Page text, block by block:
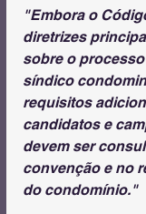
"Embora o
diretrizes
sobre o
síndico
requisitos
candidatos e
devem ser
convenção e no
do condomínio."